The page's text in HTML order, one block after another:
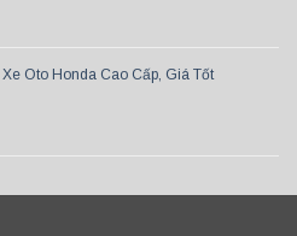
Oto Honda Cao Cấp, Giá Tốt